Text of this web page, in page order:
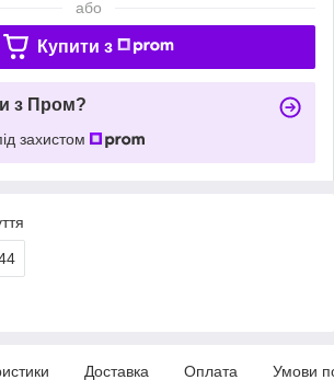
або
Купити з
з Пром?
захистом
Доставка Оплата Умови